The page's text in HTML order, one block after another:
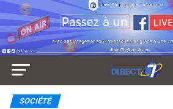
SOCIÉTÉ